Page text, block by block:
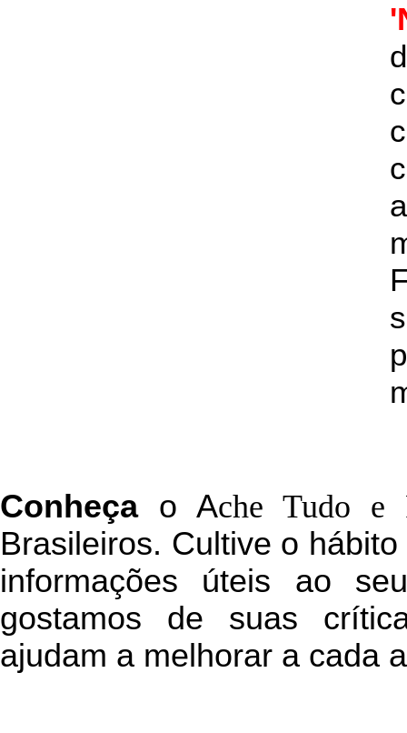
'
Conheçao Ache Tudo e
Brasileiros. Cultive o
informações úteis ao
gostamos de suas
ajudam a melhorar a cada